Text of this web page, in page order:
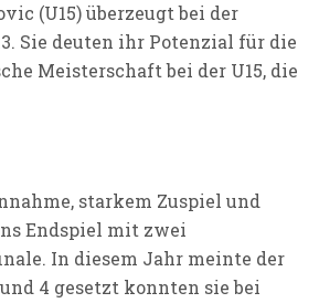
(U15) überzeugt bei der
Sie deuten ihr Potenzial für die
Meisterschaft bei der U15, die
starkem Zuspiel und
Endspiel mit zwei
In diesem Jahr meinte der
4 gesetzt konnten sie bei